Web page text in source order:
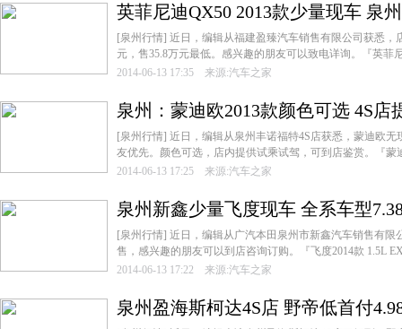
英菲尼迪QX50 2013款少量现车 泉
[泉州行情] 近日，编辑从福建盈臻汽车销售有限公司获悉，
元，售35.8万元最低。感兴趣的朋友可以致电详询。『英菲
2014-06-13 17:35 来源:汽车之家
泉州：蒙迪欧2013款颜色可选 4S店
[泉州行情] 近日，编辑从泉州丰诺福特4S店获悉，蒙迪欧
友优先。颜色可选，店内提供试乘试驾，可到店鉴赏。『蒙
2014-06-13 17:25 来源:汽车之家
泉州新鑫少量飞度现车 全系车型
[泉州行情] 近日，编辑从广汽本田泉州市新鑫汽车销售有限
售，感兴趣的朋友可以到店咨询订购。『飞度2014款 1.5L
2014-06-13 17:22 来源:汽车之家
泉州盈海斯柯达4S店 野帝低首付